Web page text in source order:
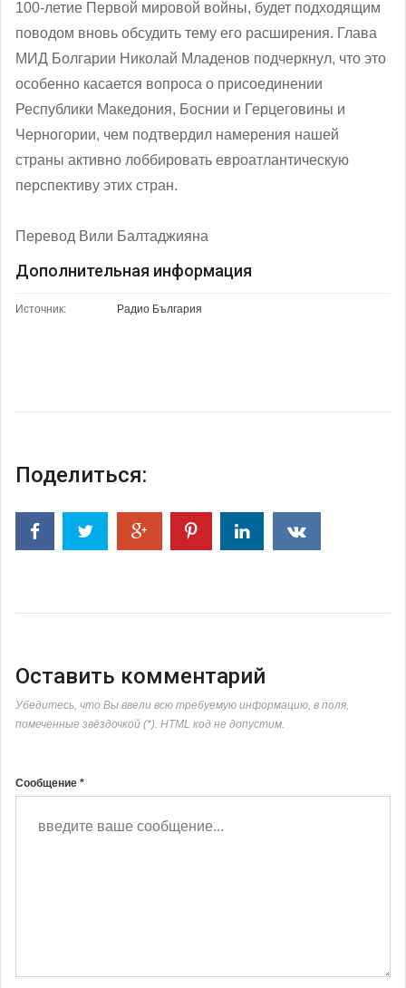
100-летие Первой мировой войны, будет подходящим
поводом вновь обсудить тему его расширения. Глава
МИД Болгарии Николай Младенов подчеркнул, что это
особенно касается вопроса о присоединении
Республики Македония, Боснии и Герцеговины и
Черногории, чем подтвердил намерения нашей
страны активно лоббировать евроатлантическую
перспективу этих стран.
Перевод Вили Балтаджияна
Дополнительная информация
Источник: Радио България
Поделиться:
Оставить комментарий
Убедитесь, что Вы ввели всю требуемую информацию, в поля,
помеченные звёздочкой (*). HTML код не допустим.
Сообщение *